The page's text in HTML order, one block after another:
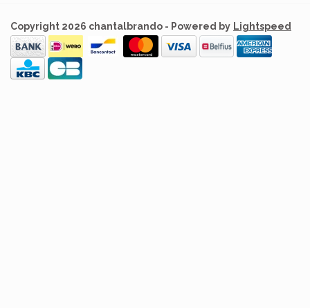
Copyright 2026 chantalbrando - Powered by Lightspeed